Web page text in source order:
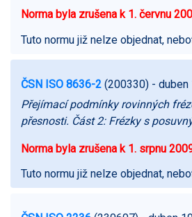
Norma byla zrušena k 1. červnu
Tuto normu již nelze objednat,
ČSN ISO 8636-2 (200330) - duben
Přejímací podmínky rovinných
přesnosti. Část 2: Frézky s
Norma byla zrušena k 1. srpnu
Tuto normu již nelze objednat,